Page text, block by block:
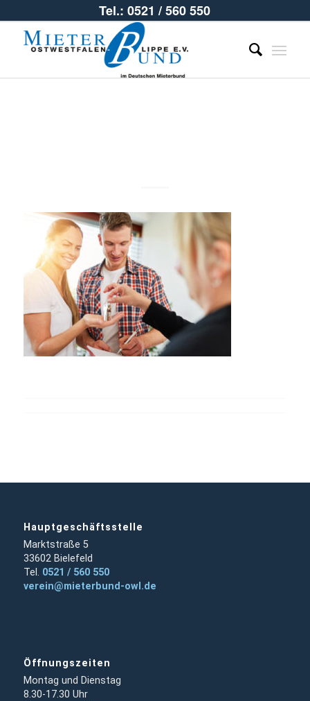
Tel.: 0521 / 560 550
Hauptgeschäftsstelle
Marktstraße 5
33602 Bielefeld
Tel. 0521 / 560 550
verein@mieterbund-owl.de
Öffnungszeiten
Montag und Dienstag
8.30-17.30 Uhr